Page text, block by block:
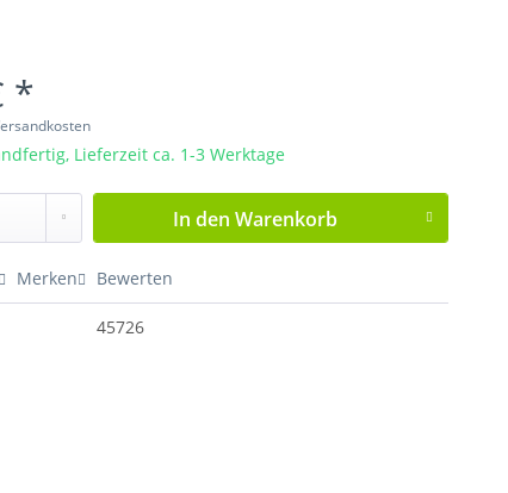
*
Lieferzeit ca. 1-3 Werktage
In den Warenkorb
Merken Bewerten
45726